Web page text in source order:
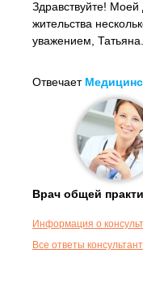
Здравствуйте!
жительства
уважением, Татьяна.
Отвечает
Врач общей
Информация о
Все ответы